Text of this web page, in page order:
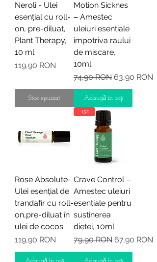
Neroli - Ulei
esențial cu roll-
on, pre-diluat,
Plant Therapy,
10 ml
Preț
119,90 RON
Stoc epuizat
Motion Sicknes
– Amestec
uleiuri esentiale
impotriva raului
de miscare,
10ml
Preț normal
74,90 RON Preț redus
63,90 RON
Adaugă în coș
Rose Absolute-
Ulei esențial de
trandafir cu roll-
on,pre-diluat în
ulei de cocos
Preț
119,90 RON
-15%
Crave Control –
Amestec uleiuri
esentiale pentru
sustinerea
dietei, 10ml
Preț normal
79,90 RON Preț redus
67,90 RON